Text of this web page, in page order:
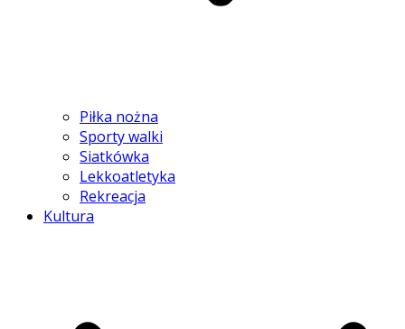
Piłka nożna
Sporty walki
Siatkówka
Lekkoatletyka
Rekreacja
Kultura